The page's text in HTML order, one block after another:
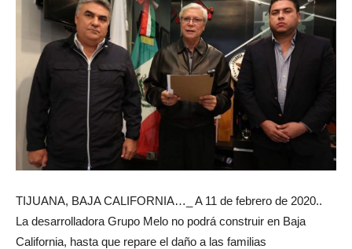
TIJUANA, BAJA CALIFORNIA…_ A 11 de febrero de 2020..
La desarrolladora Grupo Melo no podrá construir en Baja
California, hasta que repare el daño a las familias